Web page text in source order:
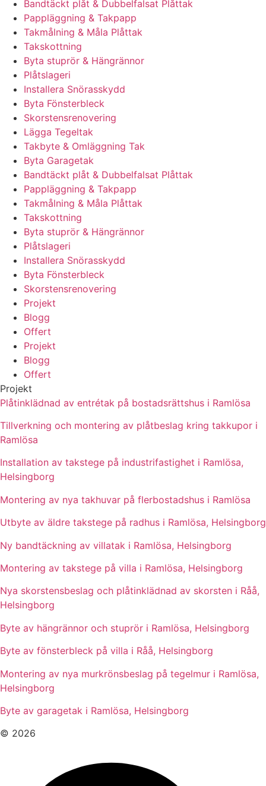
Bandtäckt plåt & Dubbelfalsat Plåttak
Pappläggning & Takpapp
Takmålning & Måla Plåttak
Takskottning
Byta stuprör & Hängrännor
Plåtslageri
Installera Snörasskydd
Byta Fönsterbleck
Skorstensrenovering
Lägga Tegeltak
Takbyte & Omläggning Tak
Byta Garagetak
Bandtäckt plåt & Dubbelfalsat Plåttak
Pappläggning & Takpapp
Takmålning & Måla Plåttak
Takskottning
Byta stuprör & Hängrännor
Plåtslageri
Installera Snörasskydd
Byta Fönsterbleck
Skorstensrenovering
Projekt
Blogg
Offert
Projekt
Blogg
Offert
Projekt
Plåtinklädnad av entrétak på bostadsrättshus i Ramlösa
Tillverkning och montering av plåtbeslag kring takkupor i
Ramlösa
Installation av takstege på industrifastighet i Ramlösa,
Helsingborg
Montering av nya takhuvar på flerbostadshus i Ramlösa
Utbyte av äldre takstege på radhus i Ramlösa, Helsingborg
Ny bandtäckning av villatak i Ramlösa, Helsingborg
Montering av takstege på villa i Ramlösa, Helsingborg
Nya skorstensbeslag och plåtinklädnad av skorsten i Råå,
Helsingborg
Byte av hängrännor och stuprör i Ramlösa, Helsingborg
Byte av fönsterbleck på villa i Råå, Helsingborg
Montering av nya murkrönsbeslag på tegelmur i Ramlösa,
Helsingborg
Byte av garagetak i Ramlösa, Helsingborg
© 2026